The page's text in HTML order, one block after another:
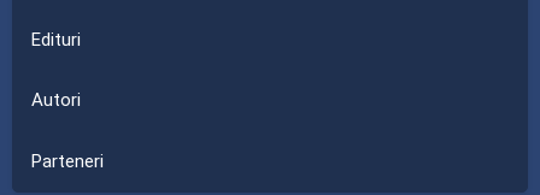
Edituri
Autori
Parteneri